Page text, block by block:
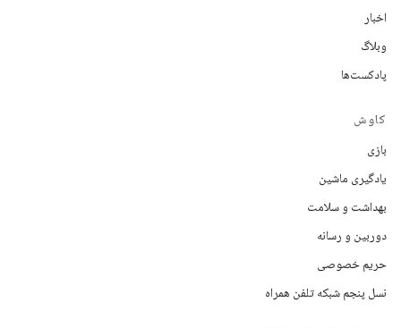
اخبار
وبلاگ
پادکست‌ها
کاوش
بازی
یادگیری ماشین
بهداشت و سلامت
دوربین و رسانه
حریم خصوصی
نسل پنجم شبکه تلفن همراه